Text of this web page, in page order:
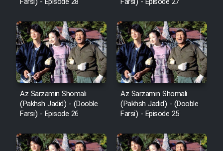
Az Sarzamin Shomali
(Pakhsh Jadid) - (Dooble
Farsi) - Episode 26
Az Sarzamin Shomali
(Pakhsh Jadid) - (Dooble
Farsi) - Episode 25